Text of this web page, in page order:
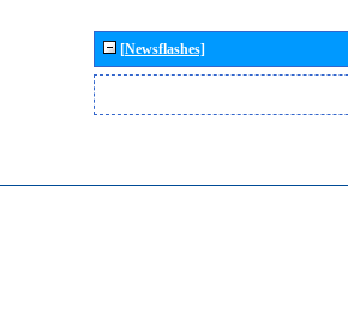
[Newsflashes]